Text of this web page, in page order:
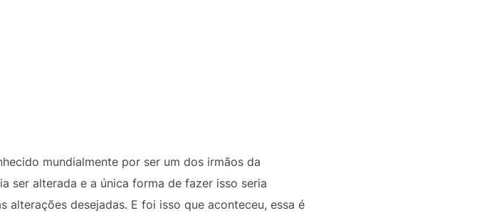
mundialmente por ser um dos irmãos da
ser alterada e a única forma de fazer isso seria
alterações desejadas. E foi isso que aconteceu, essa é